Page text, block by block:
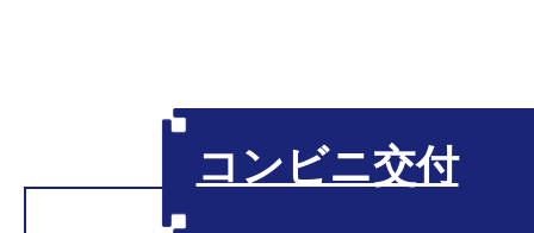
コンビニ交付